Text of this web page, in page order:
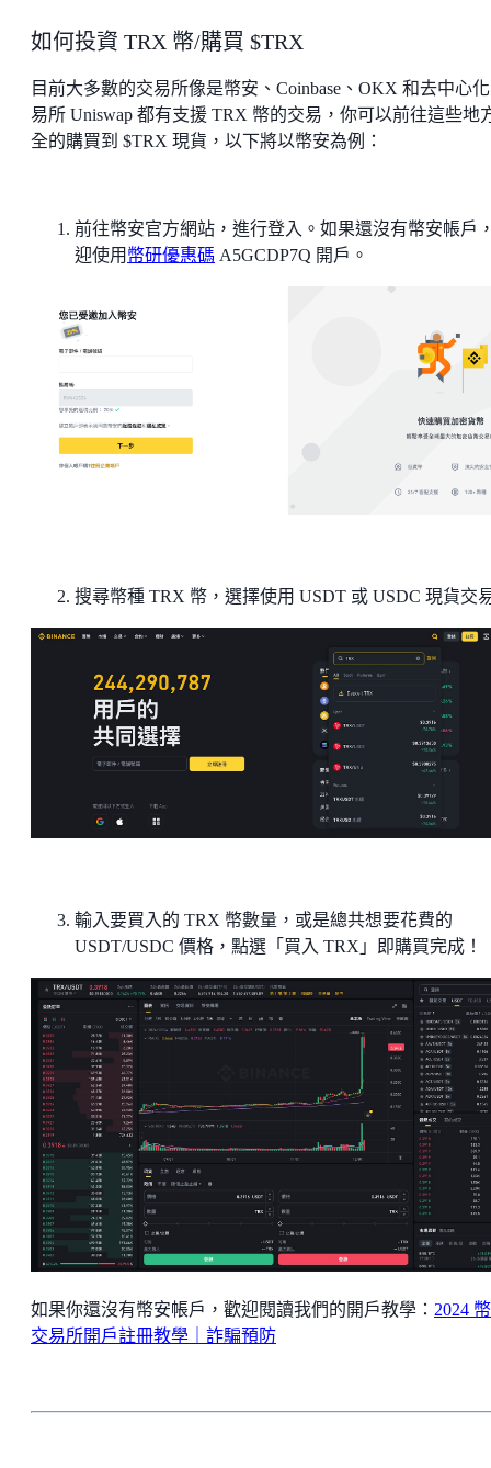
如何投資 TRX 幣/購買 $TRX
目前大多數的交易所像是幣安、Coinbase、OKX 和去中心
易所 Uniswap 都有支援 TRX 幣的交易，你可以前往這些地
全的購買到 $TRX 現貨，以下將以幣安為例：
前往幣安官方網站，進行登入。如果還沒有幣安帳戶
迎使用 幣研優惠碼 A5GCDP7Q 開戶。
搜尋幣種 TRX 幣，選擇使用 USDT 或 USDC 現貨交
輸入要買入的 TRX 幣數量，或是總共想要花費的
USDT/USDC 價格，點選「買入 TRX」即購買完成！
如果你還沒有幣安帳戶，歡迎閱讀我們的開戶教學： 2024
交易所開戶註冊教學｜詐騙預防